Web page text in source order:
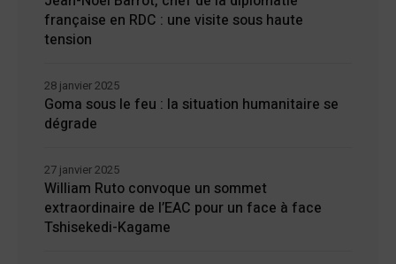
française en RDC : une visite sous haute
tension
Goma sous le feu : la situation humanitaire se
dégrade
28 janvier 2025
William Ruto convoque un sommet
extraordinaire de l’EAC pour un face à face
Tshisekedi-Kagame
27 janvier 2025